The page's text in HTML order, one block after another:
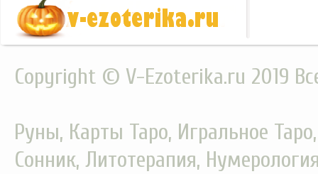
Copyright © V-Ezoterika.ru 2019
Руны, Карты Таро, Игральное
Сонник, Литотерапия,